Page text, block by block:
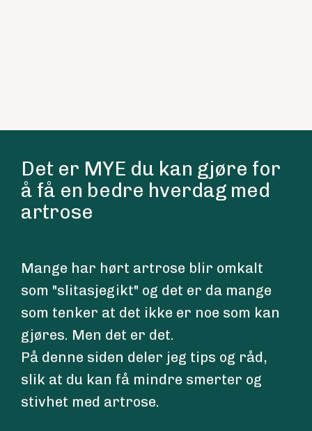
Det er MYE du kan gjøre for
å få en bedre hverdag med
artrose
Mange har hørt artrose blir omkalt
som "slitasjegikt" og det er da mange
som tenker at det ikke er noe som kan
gjøres. Men det er det.
På denne siden deler jeg tips og råd,
slik at du kan få mindre smerter og
stivhet med artrose.